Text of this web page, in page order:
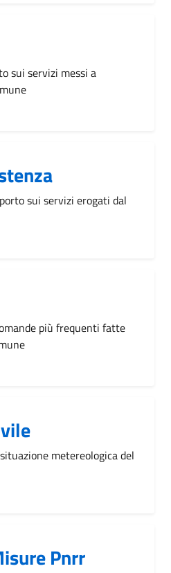
sui servizi messi a
sui servizi erogati dal
più frequenti fatte
metereologica del
Pnrr